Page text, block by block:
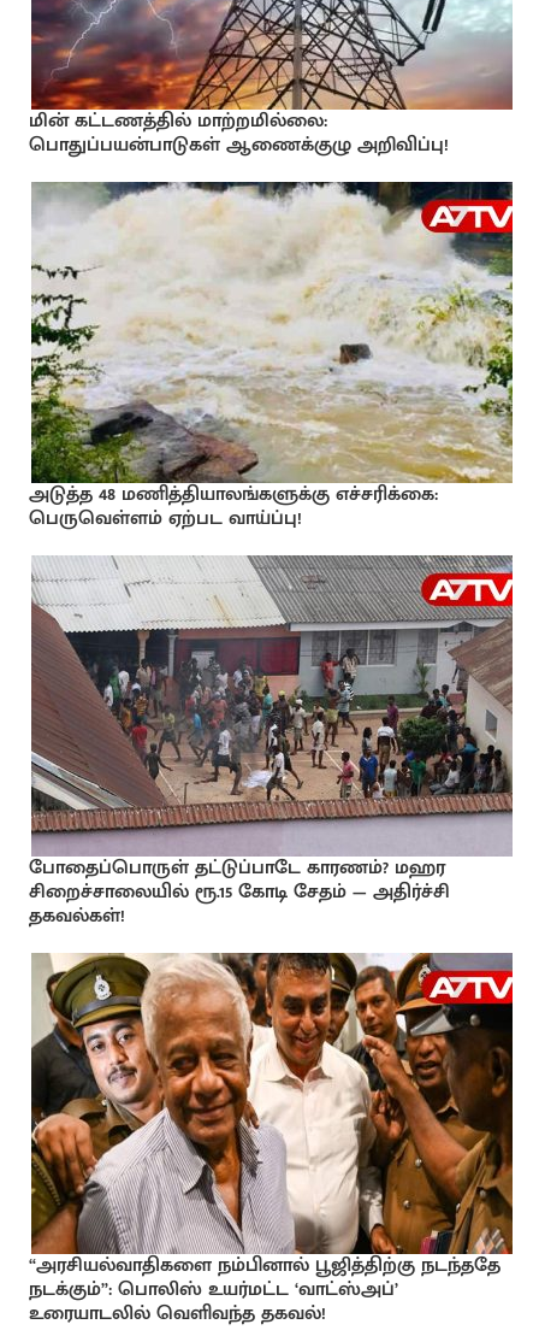
மின் கட்டணத்தில் மாற்றமில்லை:
பொதுப்பயன்பாடுகள் ஆணைக்குழு அறிவிப்பு!
அடுத்த 48 மணித்தியாலங்களுக்கு எச்சரிக்கை:
பெருவெள்ளம் ஏற்பட வாய்ப்பு!
போதைப்பொருள் தட்டுப்பாடே காரணம்? மஹர
சிறைச்சாலையில் ரூ.15 கோடி சேதம் — அதிர்ச்சி
தகவல்கள்!
“அரசியல்வாதிகளை நம்பினால் பூஜித்திற்கு நடந்ததே
நடக்கும்”: பொலிஸ் உயர்மட்ட ‘வாட்ஸ்அப்’
உரையாடலில் வெளிவந்த தகவல்!